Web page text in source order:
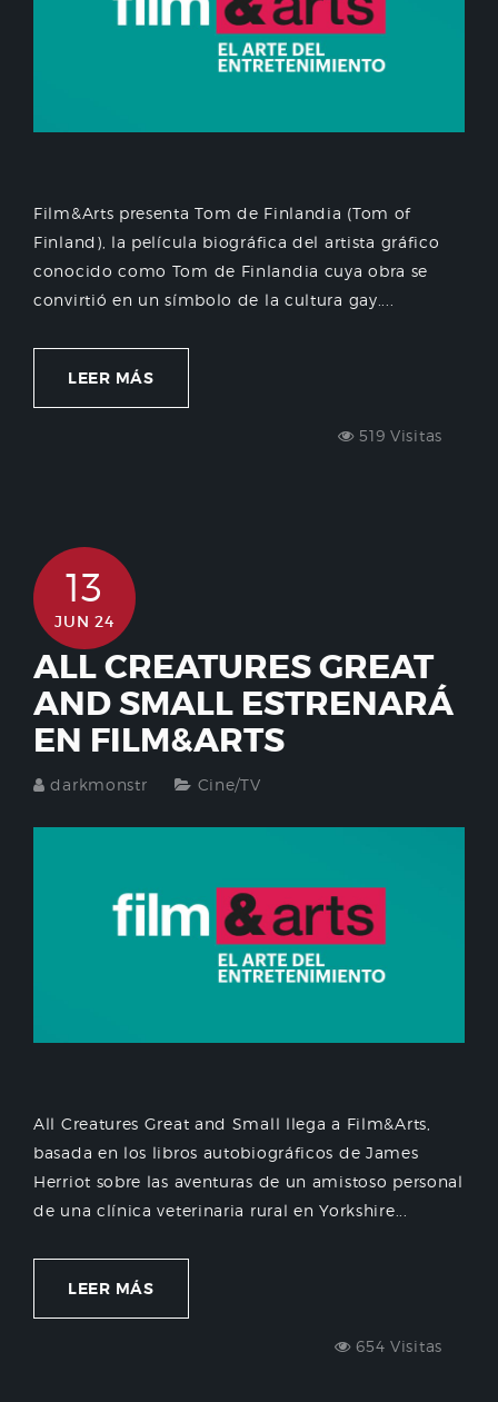
Film&Arts presenta Tom de Finlandia (Tom of
Finland), la película biográfica del artista gráfico
conocido como Tom de Finlandia cuya obra se
convirtió en un símbolo de la cultura gay....
LEER MÁS
519 Visitas
13
JUN 24
ALL CREATURES GREAT
AND SMALL ESTRENARÁ
EN FILM&ARTS
darkmonstr Cine/TV
All Creatures Great and Small llega a Film&Arts,
basada en los libros autobiográficos de James
Herriot sobre las aventuras de un amistoso personal
de una clínica veterinaria rural en Yorkshire...
LEER MÁS
654 Visitas